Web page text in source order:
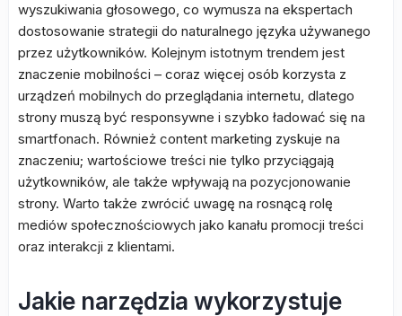
wyszukiwania głosowego, co wymusza na ekspertach
dostosowanie strategii do naturalnego języka używanego
przez użytkowników. Kolejnym istotnym trendem jest
znaczenie mobilności – coraz więcej osób korzysta z
urządzeń mobilnych do przeglądania internetu, dlatego
strony muszą być responsywne i szybko ładować się na
smartfonach. Również content marketing zyskuje na
znaczeniu; wartościowe treści nie tylko przyciągają
użytkowników, ale także wpływają na pozycjonowanie
strony. Warto także zwrócić uwagę na rosnącą rolę
mediów społecznościowych jako kanału promocji treści
oraz interakcji z klientami.
Jakie narzędzia wykorzystuje